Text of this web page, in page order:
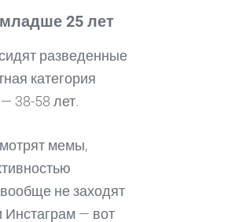
25 лет
разведенные
категория
38-58 лет.
мемы,
не заходят
Инстаграм — вот